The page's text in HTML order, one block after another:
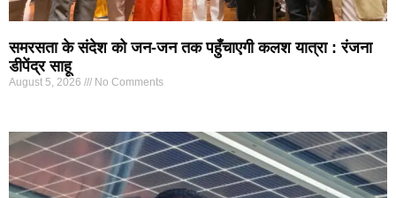
समरसता के संदेश को जन-जन तक पहुँचाएगी कलश यात्रा : रंजना
डीपेंद्र साहू
August 5, 2026 No Comments